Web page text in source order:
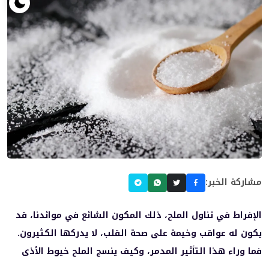
مشاركة الخبر:
الإفراط في تناول الملح، ذلك المكون الشائع في موائدنا، قد
يكون له عواقب وخيمة على صحة القلب، لا يدركها الكثيرون.
فما وراء هذا التأثير المدمر، وكيف ينسج الملح خيوط الأذى